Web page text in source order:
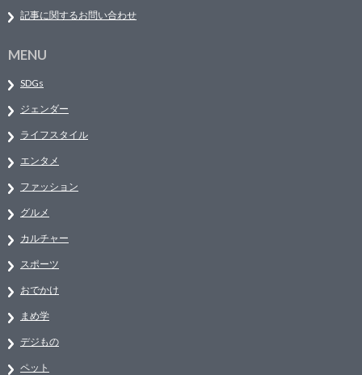
記事に関するお問い合わせ
MENU
SDGs
ジェンダー
ライフスタイル
エンタメ
ファッション
グルメ
カルチャー
スポーツ
おでかけ
まめ学
デジもの
ペット